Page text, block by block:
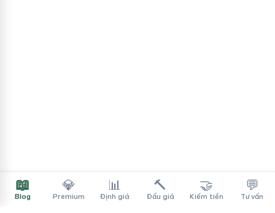
📖
Blog
💎
Premium
📊
Định giá
🔨
Đấu giá
🤝
Kiếm tiền
💬
Tư vấn